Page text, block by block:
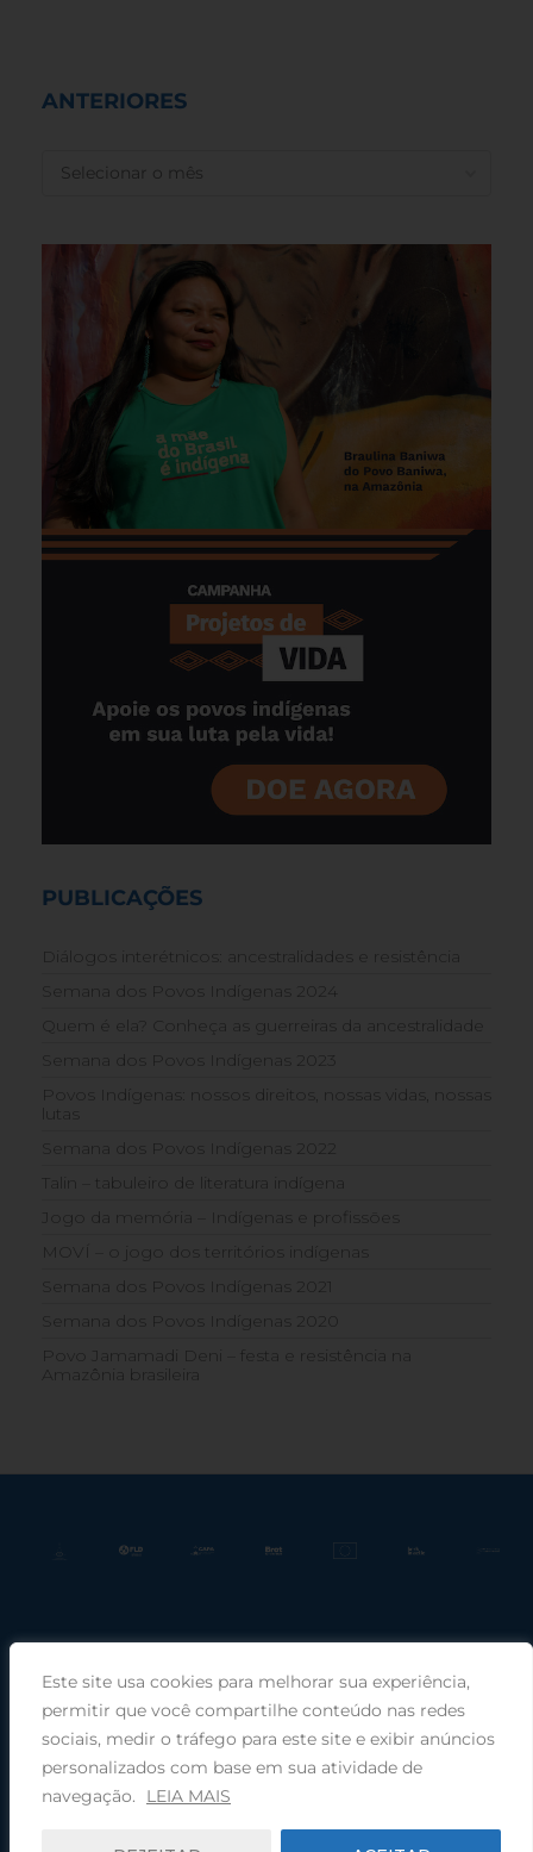
Este site usa cookies para melhorar sua experiência,
permitir que você compartilhe conteúdo nas redes
sociais, medir o tráfego para este site e exibir anúncios
personalizados com base em sua atividade de
navegação.
LEIA MAIS
ANTERIORES
PUBLICAÇÕES
Diálogos interétnicos: ancestralidades e resistência
Semana dos Povos Indígenas 2024
Quem é ela? Conheça as guerreiras da ancestralidade
Semana dos Povos Indígenas 2023
Povos Indígenas: nossos direitos, nossas vidas, nossas
lutas
Semana dos Povos Indígenas 2022
Talin – tabuleiro de literatura indígena
Jogo da memória – Indígenas e profissões
MOVÍ – o jogo dos territórios indígenas
Semana dos Povos Indígenas 2021
Semana dos Povos Indígenas 2020
Povo Jamamadi Deni – festa e resistência na
Amazônia brasileira
Praça Rui Barbosa, 220, sala 66, Porto Alegre, RS, 90030-100 |
Telefone: (51) 99949-1120